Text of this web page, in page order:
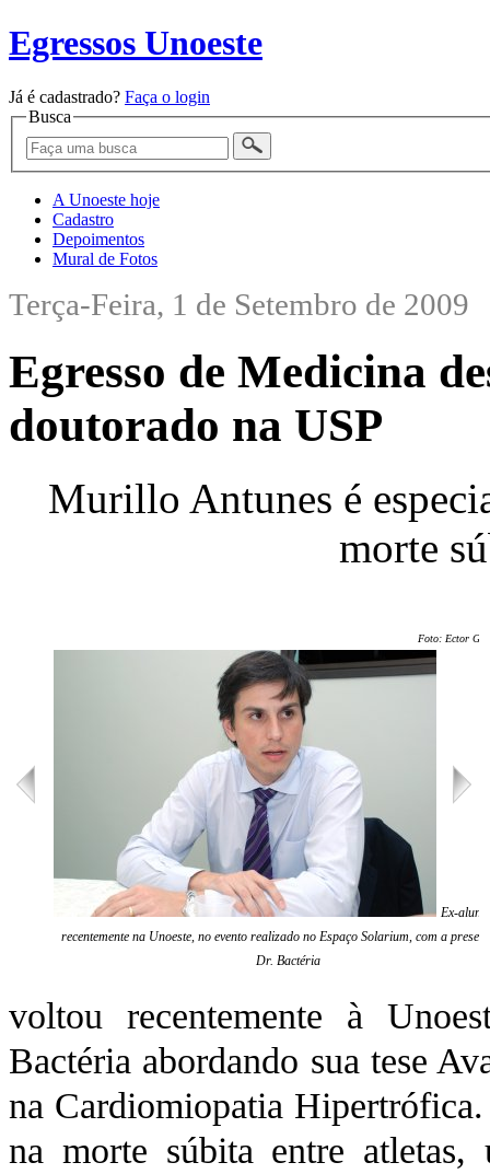
Egressos Unoeste
Já é cadastrado? Faça o login
Busca
A Unoeste hoje
Cadastro
Depoimentos
Mural de Fotos
Terça-Feira, 1 de Setembro de 2009
Egresso de Medicina
doutorado na USP
Murillo Antunes é
morte
Foto: Ector
Ex-aluno
recentemente na Unoeste, no evento realizado no Espaço Solarium, com a
Dr. Bactéria
voltou recentemente à
Bactéria abordando sua tese
na Cardiomiopatia Hipertrófica.
na morte súbita entre atletas,